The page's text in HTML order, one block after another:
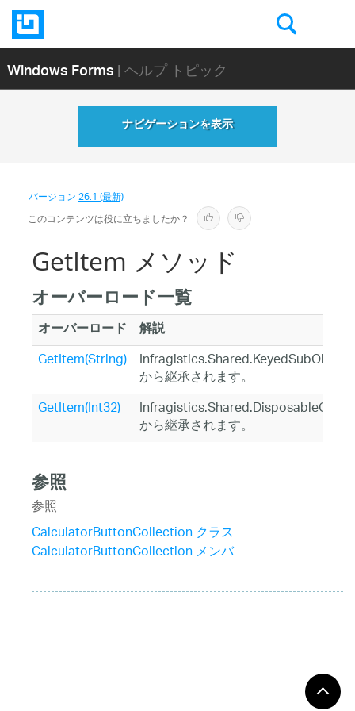
Windows Forms| ヘルプ トピック
ナビゲーションを表示
バージョン26.1 (最新)
このコンテンツは役に立ちましたか？
GetItem メソッド
オーバーロード一覧
オーバーロード 解説
GetItem(String)
から継承されます。
GetItem(Int32)
から継承されます。
参照
参照
CalculatorButtonCollection クラス
CalculatorButtonCollection メンバ